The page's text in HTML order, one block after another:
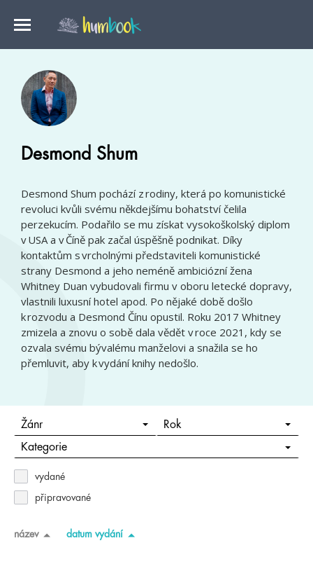
Desmond Shum
Desmond Shum pochází z rodiny, která po komunistické
revoluci kvůli svému někdejšímu bohatství čelila
perzekucím. Podařilo se mu získat vysokoškolský diplom
v USA a v Číně pak začal úspěšně podnikat. Díky
kontaktům s vrcholnými představiteli komunistické
strany Desmond a jeho neméně ambiciózní žena
Whitney Duan vybudovali firmu v oboru letecké dopravy,
vlastnili luxusní hotel apod. Po nějaké době došlo
k rozvodu a Desmond Čínu opustil. Roku 2017 Whitney
zmizela a znovu o sobě dala vědět v roce 2021, kdy se
ozvala svému bývalému manželovi a snažila se ho
přemluvit, aby k vydání knihy nedošlo.
Žánr Rok
Kategorie
vydané
připravované
název datum vydání